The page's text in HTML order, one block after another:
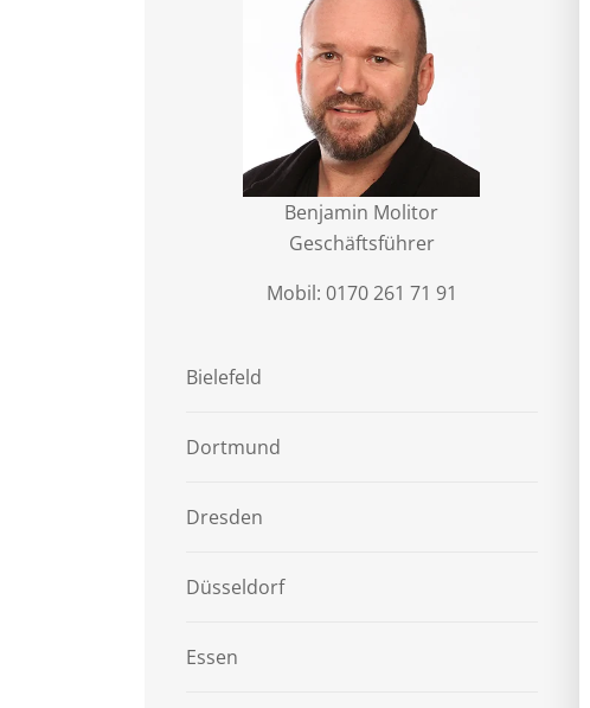
Benjamin Molitor
Geschäftsführer
Mobil: 0170 261 71 91
Bielefeld
Dortmund
Dresden
Düsseldorf
Essen